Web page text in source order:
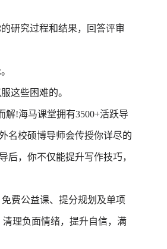
研究过程和结果，回答评审
这些困难的。
!海马课堂拥有3500+活跃导
名校硕博导师会传授你详尽的
后，你不仅能提升写作技巧，
费公益课、提分规划及单项
理负面情绪，提升自信，满